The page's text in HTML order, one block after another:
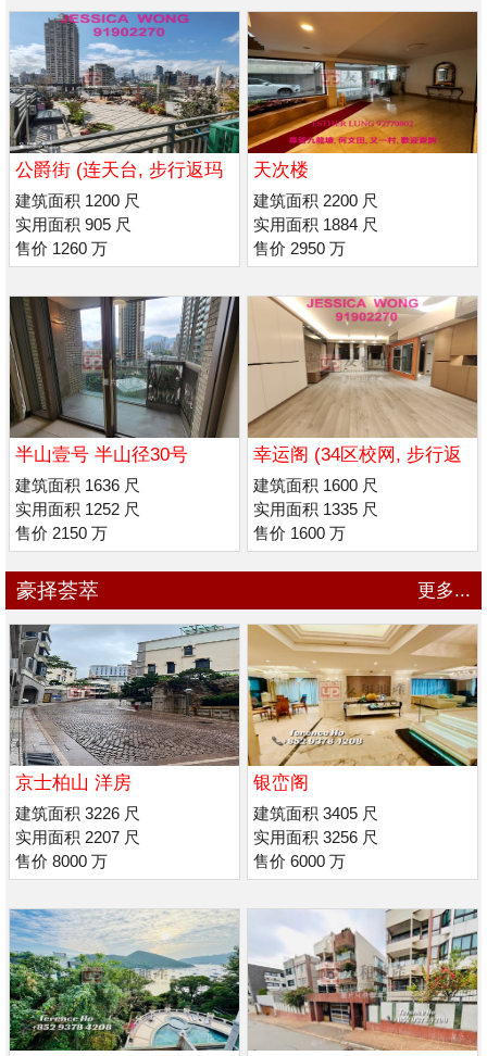
公爵街 (连天台, 步行返玛
利诺/男 拔萃书院
建筑面积 1200 尺
实用面积 905 尺
售价 1260 万
天次楼
建筑面积 2200 尺
实用面积 1884 尺
售价 2950 万
半山壹号 半山径30号
建筑面积 1636 尺
实用面积 1252 尺
售价 2150 万
幸运阁 (34区校网, 步行返
喇沙/ 玛利诺书院
建筑面积 1600 尺
实用面积 1335 尺
售价 1600 万
豪择荟萃 更多...
京士柏山 洋房
建筑面积 3226 尺
实用面积 2207 尺
售价 8000 万
银峦阁
建筑面积 3405 尺
实用面积 3256 尺
售价 6000 万